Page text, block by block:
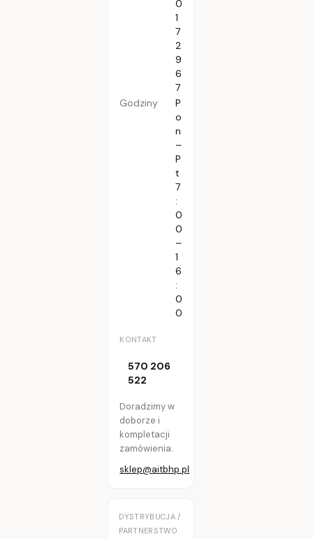
0
1
7
2
9
6
7
Godziny
P
o
n
–
P
t
7
:
0
0
–
1
6
:
0
0
KONTAKT
570 206
522
Doradzimy w
doborze i
kompletacji
zamówienia.
sklep@aitbhp.pl
DYSTRYBUCJA /
PARTNERSTWO